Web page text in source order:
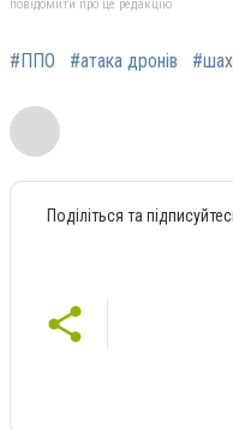
повідомити про це редакцію
#ППО #атака дронів
Поділіться та